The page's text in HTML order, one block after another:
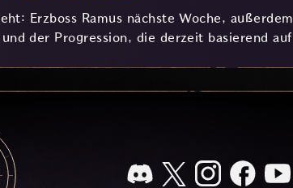
Erzboss Ramus nächste Woche, außerdem
der Progression, die derzeit basierend auf